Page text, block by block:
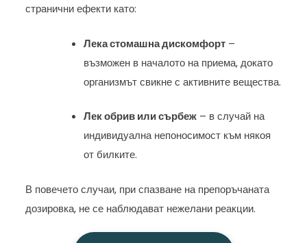
странични ефекти като:
Лека стомашна дискомфорт –
възможен в началото на приема, докато
организмът свикне с активните вещества.
Лек обрив или сърбеж – в случай на
индивидуална непоносимост към някоя
от билките.
В повечето случаи, при спазване на препоръчаната
дозировка, не се наблюдават нежелани реакции.